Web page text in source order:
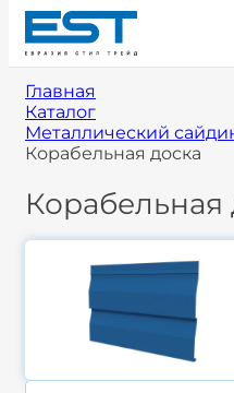
Главная
Каталог
Металлический
Корабельная доска
Корабельная